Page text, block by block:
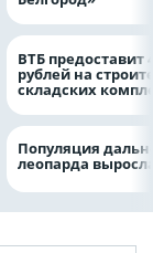
ВТБ предоставит
рублей на
складских
Популяция
леопарда